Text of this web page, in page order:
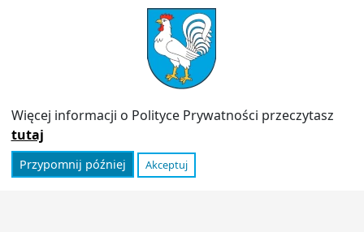
PRZYDATNE LINKI
Polityka prywatności
Informator
Więcej informacji o Polityce Prywatności przeczytasz
tutaj
Przypomnij później Akceptuj